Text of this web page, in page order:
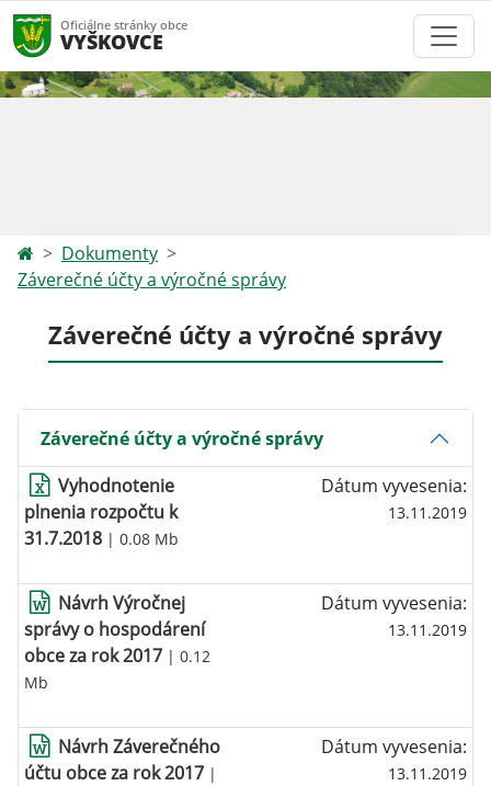
Oficiálne stránky obce
VYŠKOVCE
Dokumenty
Záverečné účty a výročné správy
Záverečné účty a výročné správy
Záverečné účty a výročné správy
Vyhodnotenie
plnenia rozpočtu k
31.7.2018 | 0.08 Mb
Dátum vyvesenia:
13.11.2019
Návrh Výročnej
správy o hospodárení
obce za rok 2017 | 0.12
Mb
Dátum vyvesenia:
13.11.2019
Návrh Záverečného
účtu obce za rok 2017 |
Dátum vyvesenia:
13.11.2019